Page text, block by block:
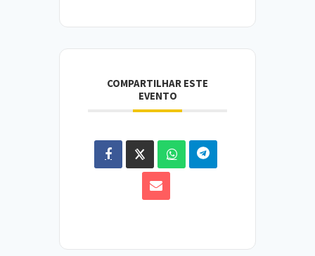
COMPARTILHAR ESTE
EVENTO